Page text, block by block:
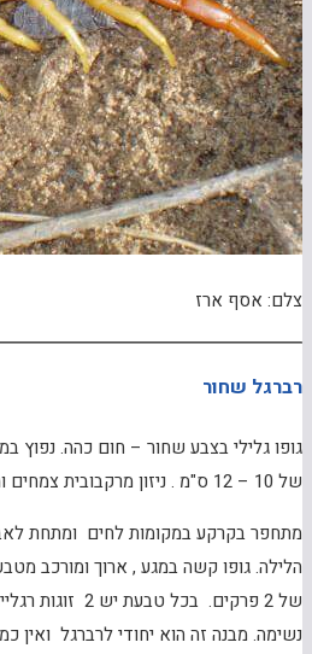
צלם: אסף ארז
רברגל שחור
גופו גלילי בצבע שחור – חום כהה. נפוץ
של 10 – 12 ס"מ . ניזון מרקבובית צמחים ומחומר אורגני. חי כ 10 שנים.
מתחפר בקרקע במקומות לחים ומתחת
הלילה. גופו קשה במגע , ארוך ומורכב
נשימה. מבנה זה הוא יחודי לרברגל ואין